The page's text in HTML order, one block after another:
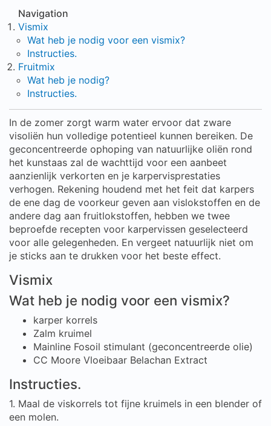
Navigation
Vismix
Wat heb je nodig voor een vismix?
Instructies.
Fruitmix
Wat heb je nodig?
Instructies.
In de zomer zorgt warm water ervoor dat zware
visoliën hun volledige potentieel kunnen bereiken. De
geconcentreerde ophoping van natuurlijke oliën rond
het kunstaas zal de wachttijd voor een aanbeet
aanzienlijk verkorten en je karpervisprestaties
verhogen. Rekening houdend met het feit dat karpers
de ene dag de voorkeur geven aan vislokstoffen en de
andere dag aan fruitlokstoffen, hebben we twee
beproefde recepten voor karpervissen geselecteerd
voor alle gelegenheden. En vergeet natuurlijk niet om
je sticks aan te drukken voor het beste effect.
Vismix
Wat heb je nodig voor een vismix?
karper korrels
Zalm kruimel
Mainline Fosoil stimulant (geconcentreerde olie)
CC Moore Vloeibaar Belachan Extract
Instructies.
1. Maal de viskorrels tot fijne kruimels in een blender of
een molen.